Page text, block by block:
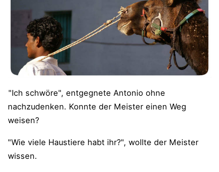
"Ich schwöre", entgegnete Antonio ohne
nachzudenken. Konnte der Meister einen Weg
weisen?
"Wie viele Haustiere habt ihr?", wollte der Meister
wissen.